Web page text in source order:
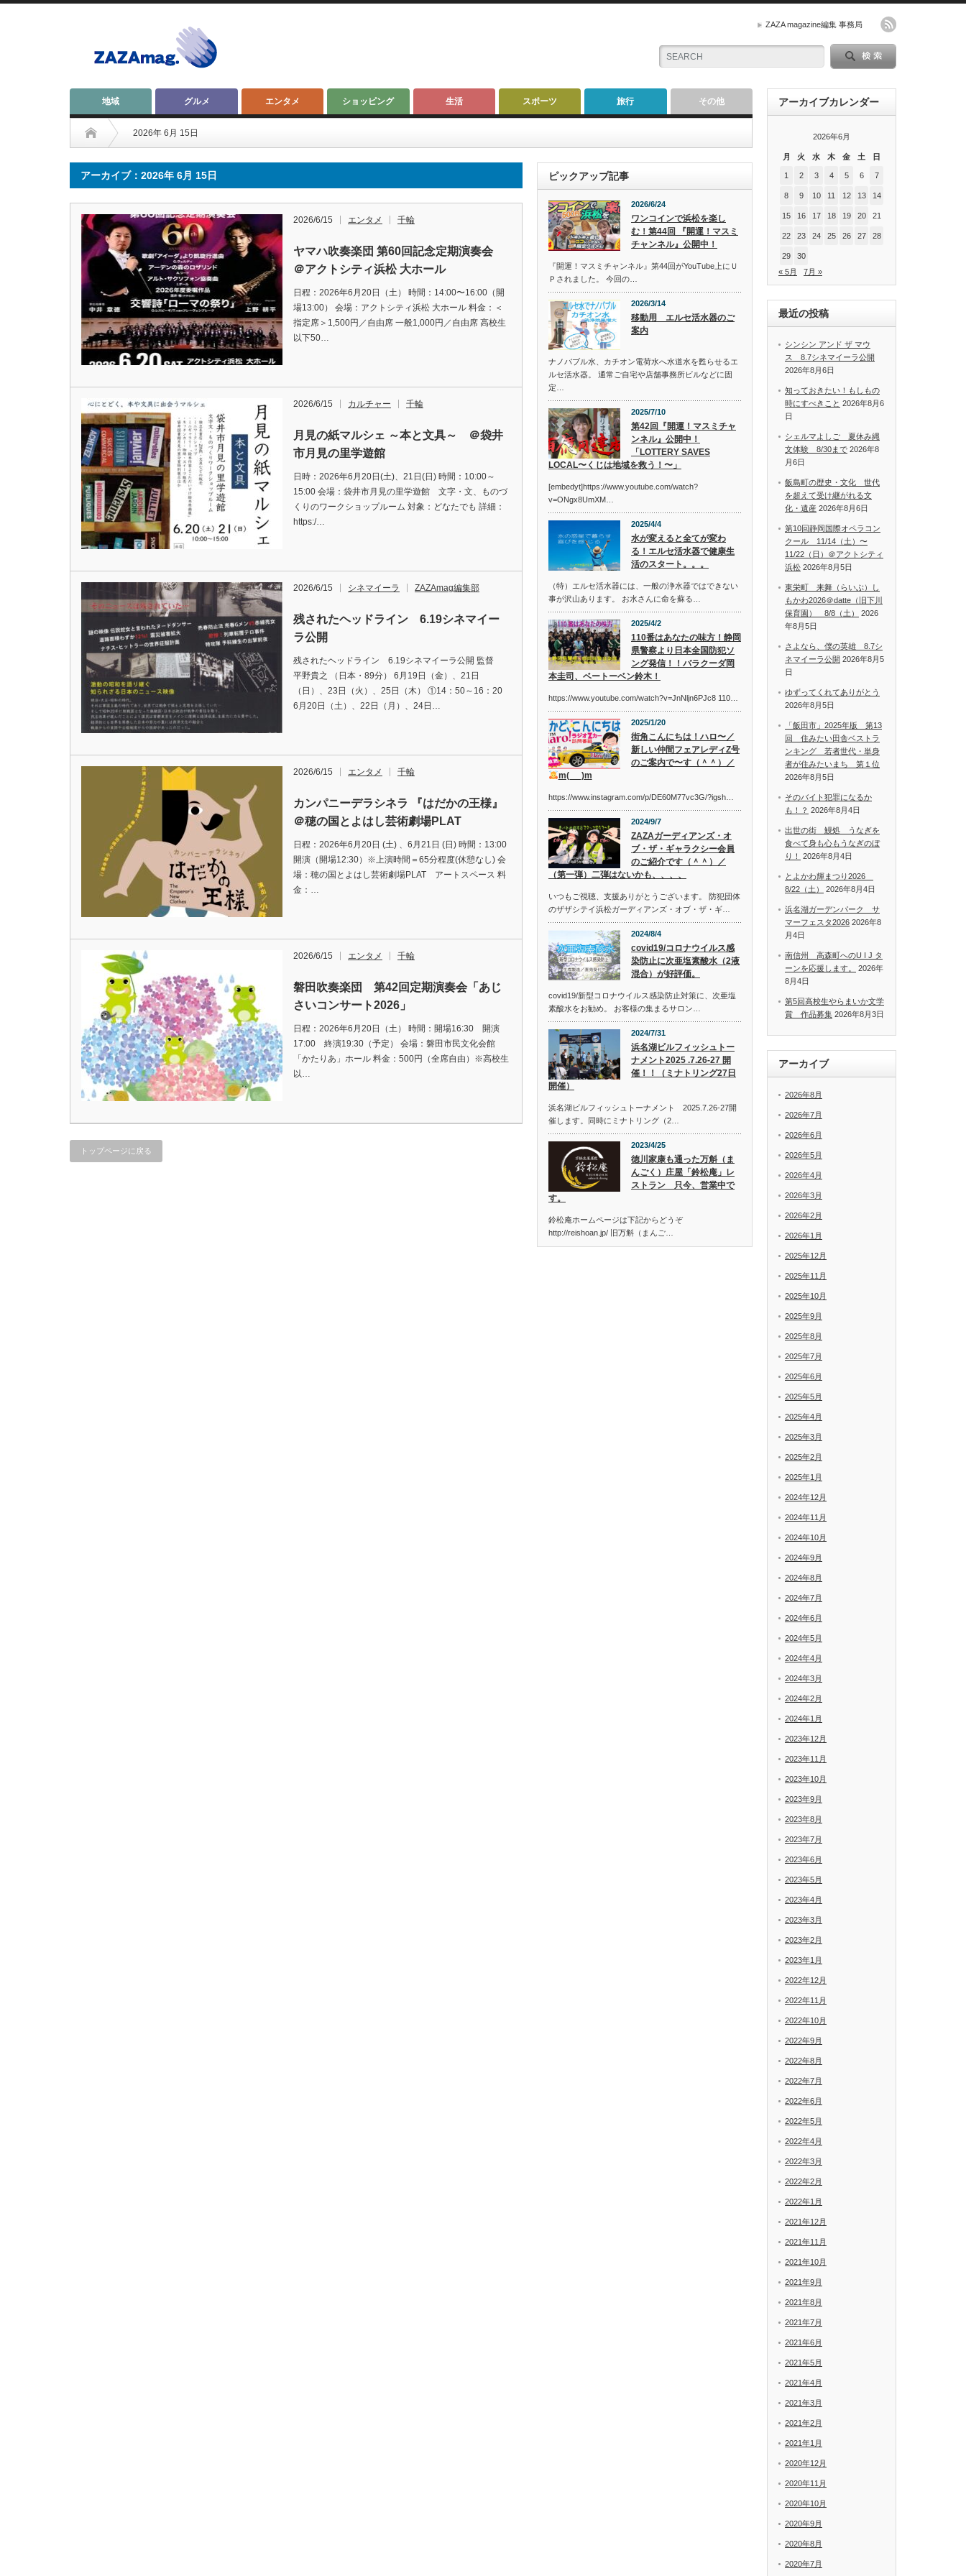
ZAZA magazine編集 事務局
地域 グルメ エンタメ ショッピング 生活 スポーツ 旅行 その他
2026年 6月 15日
アーカイブ：2026年 6月 15日
2026/6/15 エンタメ 千輪
ヤマハ吹奏楽団 第60回記念定期演奏会
＠アクトシティ浜松 大ホール
日程：2026年6月20日（土） 時間：14:00〜16:00（開
場13:00） 会場：アクトシティ浜松 大ホール 料金：＜
指定席＞1,500円／自由席 一般1,000円／自由席 高校生
以下50…
2026/6/15 カルチャー 千輪
月見の紙マルシェ ～本と文具～ ＠袋井
市月見の里学遊館
日時：2026年6月20日(土)、21日(日) 時間：10:00～
15:00 会場：袋井市月見の里学遊館 文字・文、ものづ
くりのワークショップルーム 対象：どなたでも 詳細：
https:/…
2026/6/15 シネマイーラ ZAZAmag編集部
残されたヘッドライン 6.19シネマイー
ラ公開
残されたヘッドライン 6.19シネマイーラ公開 監督
平野貴之 （日本・89分） 6月19日（金）、21日
（日）、23日（火）、25日（木） ①14：50～16：20
6月20日（土）、22日（月）、24日…
2026/6/15 エンタメ 千輪
カンパニーデラシネラ 『はだかの王様』
＠穂の国とよはし芸術劇場PLAT
日程：2026年6月20日 (土) 、6月21日 (日) 時間：13:00
開演（開場12:30）※上演時間＝65分程度(休憩なし) 会
場：穂の国とよはし芸術劇場PLAT アートスペース 料
金：…
2026/6/15 エンタメ 千輪
磐田吹奏楽団 第42回定期演奏会「あじ
さいコンサート2026」
日程：2026年6月20日（土） 時間：開場16:30 開演
17:00 終演19:30（予定） 会場：磐田市民文化会館
「かたりあ」ホール 料金：500円（全席自由）※高校生
以…
トップページに戻る
ピックアップ記事
2026/6/24
ワンコインで浜松を楽し
む！第44回 『開運！マスミ
チャンネル』公開中！
『開運！マスミチャンネル』第44回がYouTube上にＵ
Ｐされました。 今回の…
2026/3/14
移動用 エルセ活水器のご
案内
ナノバブル水、カチオン電荷水へ水道水を甦らせるエ
ルセ活水器。 通常ご自宅や店舗事務所ビルなどに固
定…
2025/7/10
第42回『開運！マスミチャ
ンネル』公開中！
「LOTTERY SAVES
LOCAL〜くじは地域を救う！〜」
[embedyt]https://www.youtube.com/watch?
v=ONgx8UmXM…
2025/4/4
水が変えると全てが変わ
る！エルセ活水器で健康生
活のスタート。。。
（特）エルセ活水器には、一般の浄水器ではできない
事が沢山あります。 お水さんに命を蘇る…
2025/4/2
110番はあなたの味方！静岡
県警察より日本全国防犯ソ
ング発信！！バラクーダ岡
本圭司、ベートーベン鈴木！
https://www.youtube.com/watch?v=JnNljn6PJc8 110…
2025/1/20
街角こんにちは！ハロ〜／
新しい仲間フェアレディZ号
のご案内で〜す（＾＾）／
m(_ _)m
https://www.instagram.com/p/DE60M77vc3G/?igsh…
2024/9/7
ZAZAガーディアンズ・オ
ブ・ザ・ギャラクシー会員
のご紹介です（＾＾）／
（第一弾）二弾はないかも、、、、
いつもご視聴、支援ありがとうございます。 防犯団体
のザザシテイ浜松ガーディアンズ・オブ・ザ・ギ…
2024/8/4
covid19/コロナウイルス感
染防止に次亜塩素酸水（2液
混合）が好評価。
covid19/新型コロナウイルス感染防止対策に、次亜塩
素酸水をお勧め。 お客様の集まるサロン…
2024/7/31
浜名湖ビルフィッシュトー
ナメント2025 .7.26-27 開
催！！（ミナトリング27日
開催）
浜名湖ビルフィッシュトーナメント 2025.7.26-27開
催します。同時にミナトリング（2…
2023/4/25
徳川家康も通った万斛（ま
んごく）庄屋「鈴松庵」レ
ストラン 只今、営業中で
す。
鈴松庵ホームページは下記からどうぞ
http://reishoan.jp/ 旧万斛（まんご…
アーカイブカレンダー
2026年6月
月 火 水 木 金 土 日
1 2 3 4 5 6 7
8 9 10 11 12 13 14
15 16 17 18 19 20 21
22 23 24 25 26 27 28
29
30
« 5月
7月 »
最近の投稿
シンシン アンド ザ マウ
ス 8.7シネマイーラ公開
2026年8月6日
知っておきたい！もしもの
時にすべきこと 2026年8月6
日
シェルマよしご 夏休み縄
文体験 8/30まで 2026年8
月6日
飯島町の歴史・文化 世代
を超えて受け継がれる文
化・遺産 2026年8月6日
第10回静岡国際オペラコン
クール 11/14（土）〜
11/22（日）＠アクトシティ
浜松 2026年8月5日
東栄町 来舞（らいぶ）し
もかわ2026＠datte（旧下川
保育園） 8/8（土）
2026
年8月5日
さよなら、僕の英雄 8.7シ
ネマイーラ公開 2026年8月5
日
ゆずってくれてありがとう
2026年8月5日
「飯田市」2025年版 第13
回 住みたい田舎ベストラ
ンキング 若者世代・単身
者が住みたいまち 第１位
2026年8月5日
そのバイト犯罪になるか
も！？ 2026年8月4日
出世の街 鰻処 うなぎを
食べて身も心もうなぎのぼ
り！
2026年8月4日
とよかわ輝まつり2026
8/22（土）
2026年8月4日
浜名湖ガーデンパーク サ
マーフェスタ2026 2026年8
月4日
南信州 高森町へのU I J タ
ーンを応援します。
2026年
8月4日
第5回高校生やらまいか文学
賞 作品募集 2026年8月3日
アーカイブ
2026年8月
2026年7月
2026年6月
2026年5月
2026年4月
2026年3月
2026年2月
2026年1月
2025年12月
2025年11月
2025年10月
2025年9月
2025年8月
2025年7月
2025年6月
2025年5月
2025年4月
2025年3月
2025年2月
2025年1月
2024年12月
2024年11月
2024年10月
2024年9月
2024年8月
2024年7月
2024年6月
2024年5月
2024年4月
2024年3月
2024年2月
2024年1月
2023年12月
2023年11月
2023年10月
2023年9月
2023年8月
2023年7月
2023年6月
2023年5月
2023年4月
2023年3月
2023年2月
2023年1月
2022年12月
2022年11月
2022年10月
2022年9月
2022年8月
2022年7月
2022年6月
2022年5月
2022年4月
2022年3月
2022年2月
2022年1月
2021年12月
2021年11月
2021年10月
2021年9月
2021年8月
2021年7月
2021年6月
2021年5月
2021年4月
2021年3月
2021年2月
2021年1月
2020年12月
2020年11月
2020年10月
2020年9月
2020年8月
2020年7月